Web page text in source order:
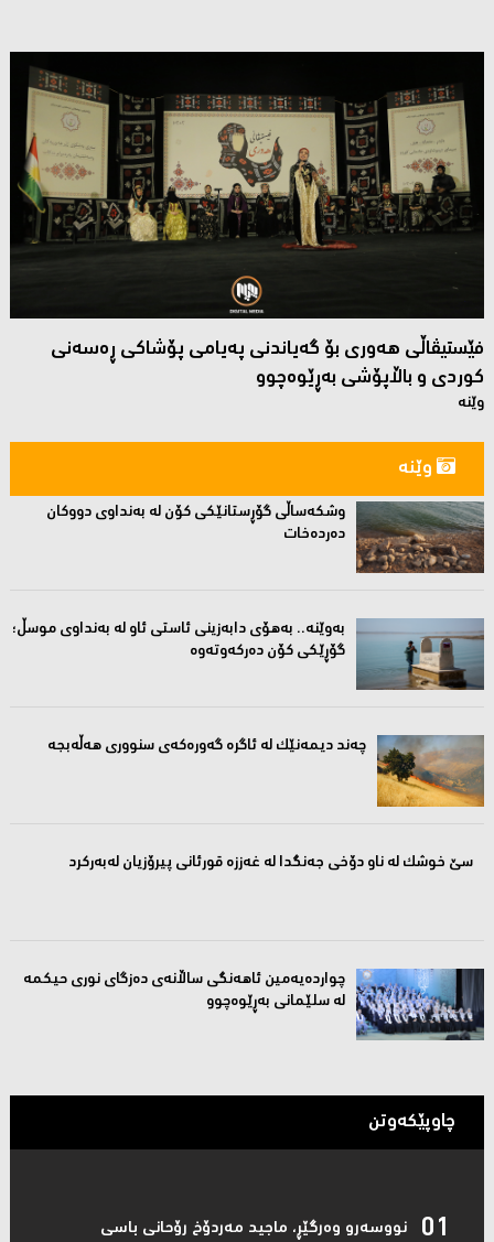
فێستیڤاڵی هەوری بۆ گەیاندنی پەیامی پۆشاكی ڕەسەنی
كوردی و باڵاپۆشی بەڕێوەچوو
وێنە
وێنە
وشکەساڵی گۆڕستانێکی کۆن لە بەنداوی دووکان
دەردەخات
بەوێنە.. بەهۆی دابەزینی ئاستی ئاو لە بەنداوی موسڵ؛
گۆڕێکی کۆن دەرکەوتەوە
چەند دیمەنێک لە ئاگرە گەورەکەى سنوورى هەڵەبجە
سێ خوشک لە ناو دۆخی جەنگدا لە غەززە قورئانی پیرۆزیان لەبەرکرد
چواردەیەمین ئاهەنگی ساڵانەى دەزگای نوری حیکمە
لە سلێمانی بەڕێوەچوو
چاوپێکەوتن
نووسەرو وەرگێڕ، ماجید مەردۆخ رۆحانی باسی